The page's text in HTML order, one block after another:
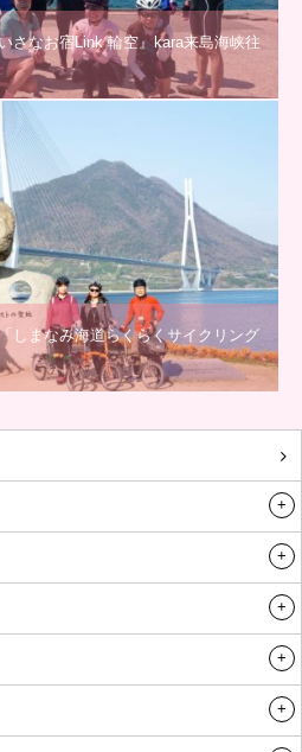
さなお宿Link 輪空』kara来島海峡往
しまなみ海道らくらくサイクリング